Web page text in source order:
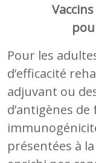
Pour les
d’efficacité
adjuvant ou
d’antigènes
présentées à